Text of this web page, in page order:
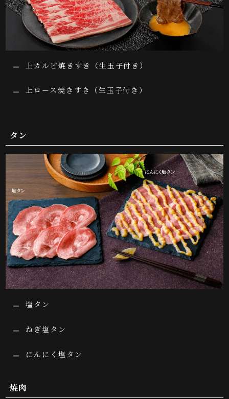
上カルビ焼きすき（生玉子付き）
上ロース焼きすき（生玉子付き）
タン
塩タン
ねぎ塩タン
にんにく塩タン
焼肉